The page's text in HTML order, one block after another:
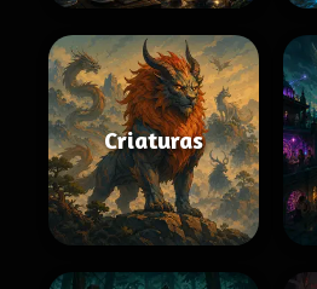
Criaturas